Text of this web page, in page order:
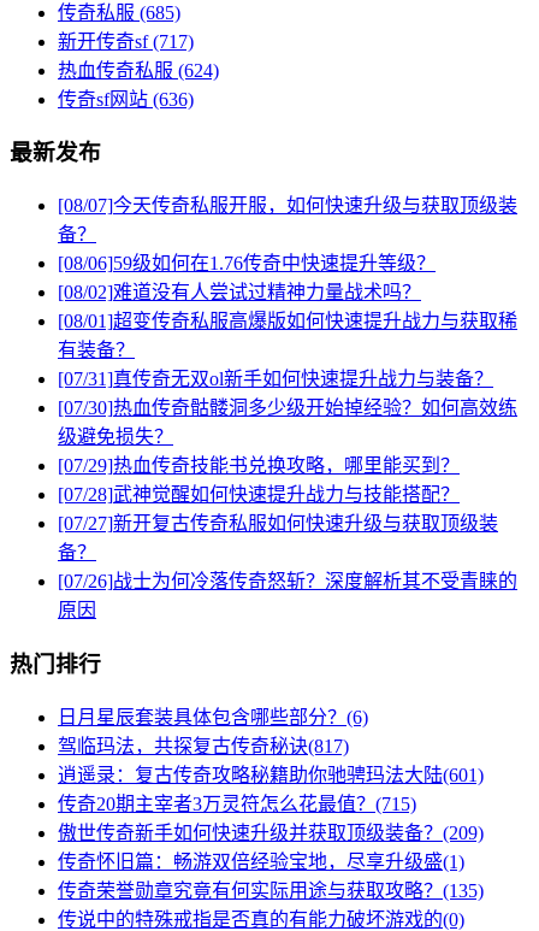
传奇私服 (685)
新开传奇sf(717)
热血传奇私服 (624)
传奇sf网站 (636)
最新发布
[08/07]今天传奇私服开服，如何快速升级与获取顶级装
备？
[08/06]59级如何在1.76传奇中快速提升等级？
[08/02]难道没有人尝试过精神力量战术吗？
[08/01]超变传奇私服高爆版如何快速提升战力与获取稀
有装备？
[07/31]真传奇无双ol新手如何快速提升战力与装备？
[07/30]热血传奇骷髅洞多少级开始掉经验？如何高效练
级避免损失？
[07/29]热血传奇技能书兑换攻略，哪里能买到？
[07/28]武神觉醒如何快速提升战力与技能搭配？
[07/27]新开复古传奇私服如何快速升级与获取顶级装
备？
[07/26]战士为何冷落传奇怒斩？深度解析其不受青睐的
原因
热门排行
日月星辰套装具体包含哪些部分？(6)
驾临玛法，共探复古传奇秘诀(817)
逍遥录：复古传奇攻略秘籍助你驰骋玛法大陆(601)
传奇20期主宰者3万灵符怎么花最值？(715)
傲世传奇新手如何快速升级并获取顶级装备？(209)
传奇怀旧篇：畅游双倍经验宝地，尽享升级盛(1)
传奇荣誉勋章究竟有何实际用途与获取攻略？(135)
传说中的特殊戒指是否真的有能力破坏游戏的(0)